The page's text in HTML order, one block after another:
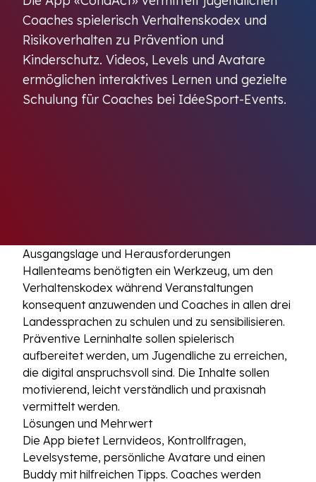
Coaches spielerisch Verhaltenskodex und
Risikoverhalten zu Prävention und
Kinderschutz. Videos, Levels und Avatare
ermöglichen interaktives Lernen und gezielte
Schulung für Coaches bei IdéeSport-Events.
Ausgangslage und Herausforderungen
Hallenteams benötigten ein Werkzeug, um den
Verhaltenskodex während Veranstaltungen
konsequent anzuwenden und Coaches in allen drei
Landessprachen zu schulen und zu sensibilisieren.
Präventive Lerninhalte sollen spielerisch
aufbereitet werden, um Jugendliche zu erreichen,
die digital anspruchsvoll sind. Die Inhalte sollen
motivierend, leicht verständlich und praxisnah
vermittelt werden.
Lösungen und Mehrwert
Die App bietet Lernvideos, Kontrollfragen,
Levelsysteme, persönliche Avatare und einen
Buddy mit hilfreichen Tipps. Coaches werden